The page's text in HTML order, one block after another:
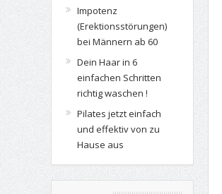
Impotenz
(Erektionsstörungen)
bei Männern ab 60
Dein Haar in 6
einfachen Schritten
richtig waschen !
Pilates jetzt einfach
und effektiv von zu
Hause aus